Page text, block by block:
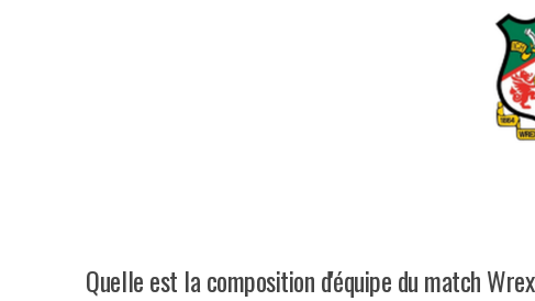
Quelle est la composition d'équipe du match